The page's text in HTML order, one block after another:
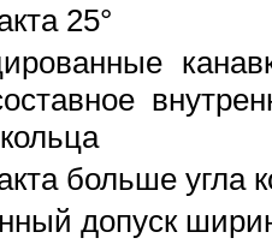
25°
больше угла
допуск